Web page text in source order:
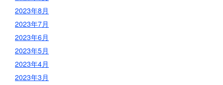
2023年8月
2023年7月
2023年6月
2023年5月
2023年4月
2023年3月